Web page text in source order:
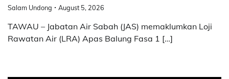
Salam Undong August 5, 2026
TAWAU – Jabatan Air Sabah (JAS) memaklumkan Loji
Rawatan Air (LRA) Apas Balung Fasa 1 […]